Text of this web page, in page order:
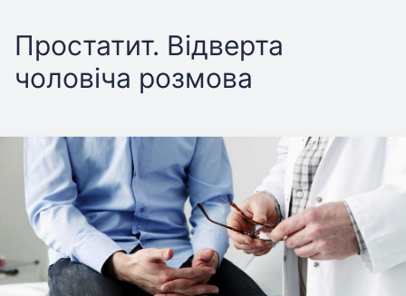
Простатит. Відверта
чоловіча розмова